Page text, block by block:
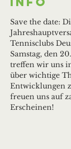
Save the date:
Tennisclubs
Samstag, den
treffen wir uns
über wichtige
Entwicklungen
freuen uns auf
Erscheinen!